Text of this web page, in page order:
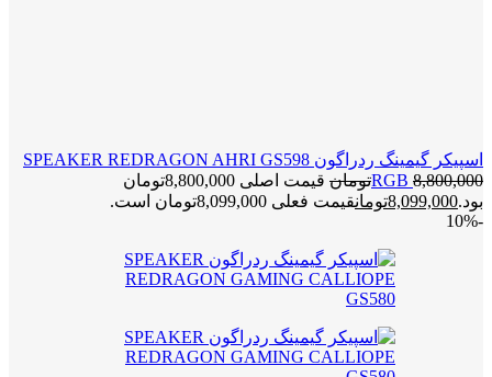
اسپیکر گیمینگ ردراگون SPEAKER REDRAGON AHRI GS598
RGB 8,800,000 تومان
قیمت اصلی 8,800,000تومان
بود.8,099,000تومانقیمت فعلی 8,099,000تومان است.
-10%